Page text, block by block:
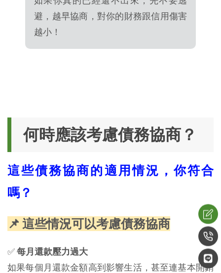
避，越早協商，對你的財務跟信用傷害
越小！
何時應該考慮債務協商？
這些債務協商的適用情況，你符合
嗎？
📌 這些情況可以考慮債務協商
✅每月還款壓力過大
如果每個月還款金額高到影響生活，甚至連基本開銷